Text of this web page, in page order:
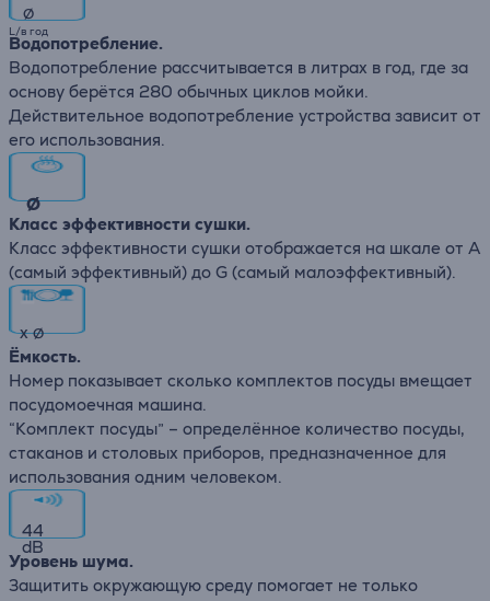
∅
L/в год
Водопотребление.
Водопотребление рассчитывается в литрах в год, где за
основу берётся 280 обычных циклов мойки.
Действительное водопотребление устройства зависит от
его использования.
∅
Класс эффективности сушки.
Класс эффективности сушки отображается на шкале от А
(самый эффективный) до G (самый малоэффективный).
x∅
Ёмкость.
Номер показывает сколько комплектов посуды вмещает
посудомоечная машина.
“Комплект посуды” – определённое количество посуды,
стаканов и столовых приборов, предназначенное для
использования одним человеком.
44
dB
Уровень шума.
Защитить окружающую среду помогает не только